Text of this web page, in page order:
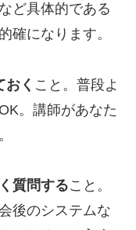
ど具体的である
確になります。
く こと。普段よ
。講師があなた
質問すること。
後のシステムな